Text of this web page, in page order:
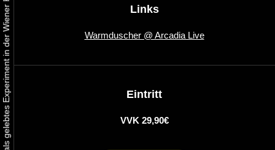
Links
Warmduscher @ Arcadia Live
Eintritt
VVK 29,90€